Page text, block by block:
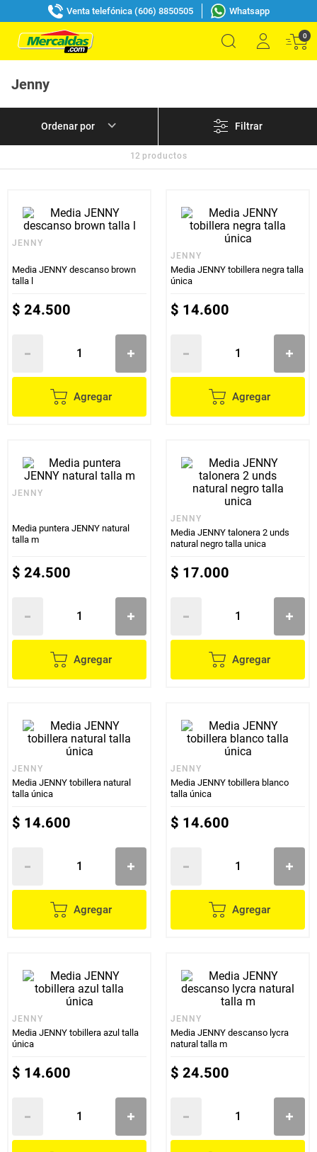
Venta telefónica (606) 8850505 Whatsapp
0
Jenny
Filtrar
12 productos
JENNY
Media JENNY descanso brown
talla l
$ 24.500
Agregar
JENNY
Media JENNY tobillera negra talla
única
$ 14.600
Agregar
JENNY
Media puntera JENNY natural
talla m
$ 24.500
Agregar
JENNY
Media JENNY talonera 2 unds
natural negro talla unica
$ 17.000
Agregar
JENNY
Media JENNY tobillera natural
talla única
$ 14.600
Agregar
JENNY
Media JENNY tobillera blanco
talla única
$ 14.600
Agregar
JENNY
Media JENNY tobillera azul talla
única
$ 14.600
JENNY
Media JENNY descanso lycra
natural talla m
$ 24.500